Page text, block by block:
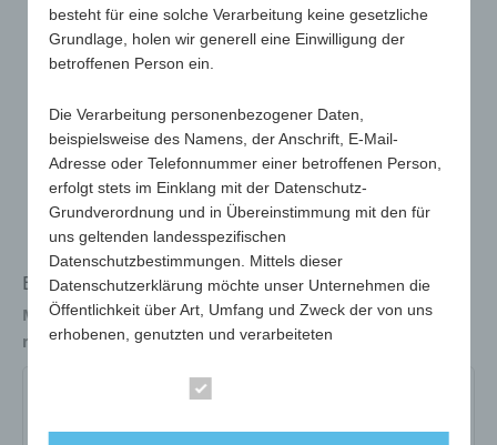
Entlüfter & Kronkorkenheber in Handform
Maße
90 x 44 x 9mm
max. Werbefläche 30x26mm
972-02-gelb
besteht für eine solche Verarbeitung keine gesetzliche
Grundlage, holen wir generell eine Einwilligung der
betroffenen Person ein.
Die Verarbeitung personenbezogener Daten,
beispielsweise des Namens, der Anschrift, E-Mail-
Adresse oder Telefonnummer einer betroffenen Person,
erfolgt stets im Einklang mit der Datenschutz-
Grundverordnung und in Übereinstimmung mit den für
uns geltenden landesspezifischen
Datenschutzbestimmungen. Mittels dieser
Datenschutzerklärung möchte unser Unternehmen die
Öffentlichkeit über Art, Umfang und Zweck der von uns
erhobenen, genutzten und verarbeiteten
betroffene Personen mittels dieser Datenschutzerklärung